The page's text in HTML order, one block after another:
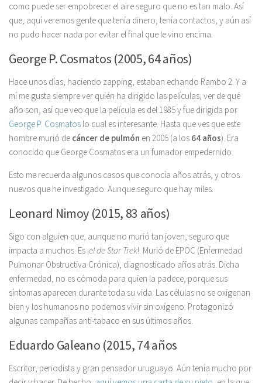
como puede ser empobrecer el aire seguro que no es tan malo. Así
que, aquí veremos gente que tenía dinero, tenía contactos, y aún así
no pudo hacer nada por evitar el final que le vino encima.
George P. Cosmatos (2005, 64 años)
Hace unos días, haciendo zapping, estaban echando Rambo 2. Y a
mí me gusta siempre ver quién ha dirigido las películas, ver de qué
año son, así que veo que la película es del 1985 y fue dirigida por
George P. Cosmatos lo cual es interesante. Hasta que ves que este
hombre murió de cáncer de pulmón en 2005 (a los 64 años). Era
conocido que George Cosmatos era un fumador empedernido.
Esto me recuerda algunos casos que conocía años atrás, y otros
nuevos que he investigado. Aunque seguro que hay miles.
Leonard Nimoy (2015, 83 años)
Sigo con alguien que, aunque no murió tan joven, seguro que
impacta a muchos. Es ¡el de Star Trek!. Murió de EPOC (Enfermedad
Pulmonar Obstructiva Crónica), diagnosticado años atrás. Dicha
enfermedad, no es cómoda para quien la padece, porque sus
síntomas aparecen durante toda su vida. Las células no se oxigenan
bien y los humanos no podemos vivir sin oxígeno. Protagonizó
algunas campañas anti-tabaco en sus últimos años.
Eduardo Galeano (2015, 74 años
Escritor, periodista y gran pensador uruguayo. Aún tenía mucho por